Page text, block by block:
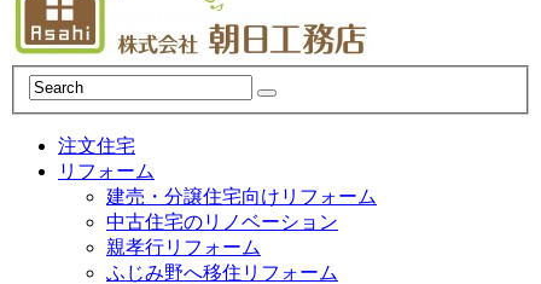
注文住宅
リフォーム
建売・分譲住宅向けリフォーム
中古住宅のリノベーション
親孝行リフォーム
ふじみ野へ移住リフォーム